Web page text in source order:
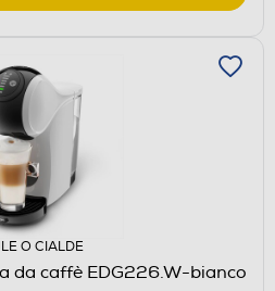
O CIALDE
da caffè EDG226.W-bianco